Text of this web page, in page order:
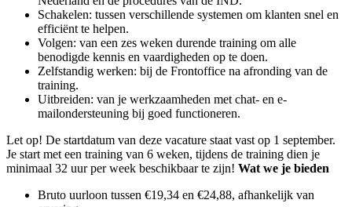
Schakelen: tussen verschillende systemen om klanten snel en
efficiënt te helpen.
Volgen: van een zes weken durende training om alle
benodigde kennis en vaardigheden op te doen.
Zelfstandig werken: bij de Frontoffice na afronding van de
training.
Uitbreiden: van je werkzaamheden met chat- en e-
mailondersteuning bij goed functioneren.
Let op! De startdatum van deze vacature staat vast op 1 september.
Je start met een training van 6 weken, tijdens de training dien je
minimaal 32 uur per week beschikbaar te zijn! Wat we je bieden
Bruto uurloon tussen €19,34 en €24,88, afhankelijk van